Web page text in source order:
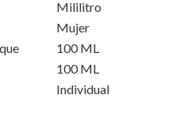
Mililitro
Mujer
100 ML
100 ML
Individual